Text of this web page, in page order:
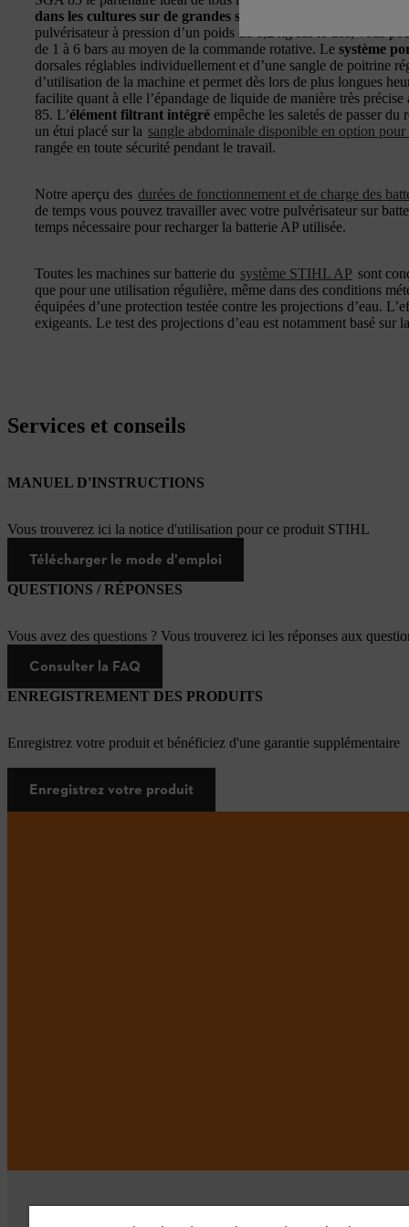
dans les cultures sur de grandes surfaces
pulvérisateur à pression d’un poids de 6,2 kg sur le dos, vous
de 1 à 6 bars au moyen de la commande rotative. Le système
dorsales réglables individuellement et d’une sangle de poitrine
d’utilisation de la machine et permet dès lors de plus longues
facilite quant à elle l’épandage de liquide de manière très
85. L’élément filtrant intégré empêche les saletés de passer
un étui placé sur la sangle abdominale disponible en option
rangée en toute sécurité pendant le travail.
Notre aperçu des durées de fonctionnement et de charge des
de temps vous pouvez travailler avec votre pulvérisateur sur
temps nécessaire pour recharger la batterie AP utilisée.
Toutes les machines sur batterie du système STIHL AP sont
que pour une utilisation régulière, même dans des conditions
équipées d’une protection testée contre les projections d’eau.
exigeants. Le test des projections d’eau est notamment basé sur
Services et conseils
MANUEL D'INSTRUCTIONS
Vous trouverez ici la notice d'utilisation pour ce produit STIHL
Télécharger le mode d'emploi
QUESTIONS / RÉPONSES
Vous avez des questions ? Vous trouverez ici les réponses aux
Consulter la FAQ
ENREGISTREMENT DES PRODUITS
Enregistrez votre produit et bénéficiez d'une garantie supplémentaire
Enregistrez votre produit